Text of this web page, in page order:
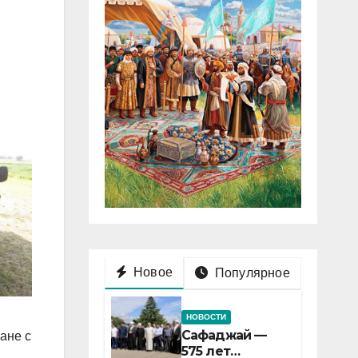
с
Новое Популярное
НОВОСТИ
Сафаджай —
575 лет